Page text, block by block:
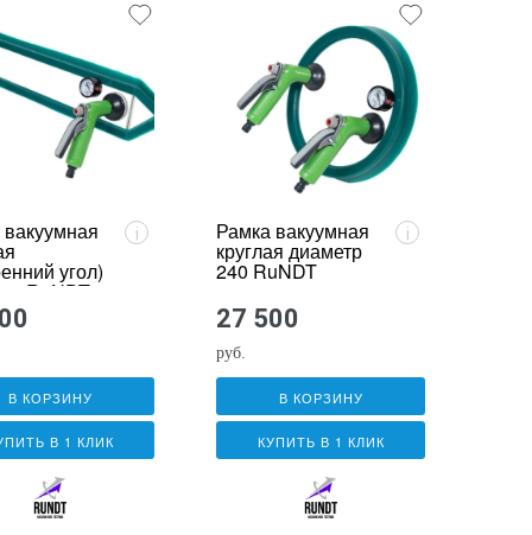
угол)
RuNDT
i
В КОРЗИНУ
В 1 КЛИК
Рамка вакуумная
круглая диаметр
240 RuNDT
i
27 500
руб.
В КОРЗИНУ
КУПИТЬ В 1 КЛИК